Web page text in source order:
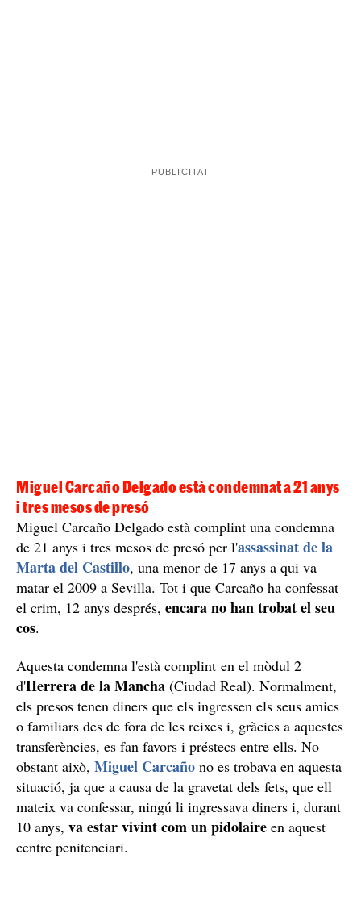
Miguel Carcaño Delgado està condemnat a 21 anys
i tres mesos de presó
Miguel Carcaño Delgado està complint una condemna
de 21 anys i tres mesos de presó per l'assassinat de la
Marta del Castillo, una menor de 17 anys a qui va
matar el 2009 a Sevilla. Tot i que Carcaño ha confessat
el crim, 12 anys després, encara no han trobat el seu
cos.